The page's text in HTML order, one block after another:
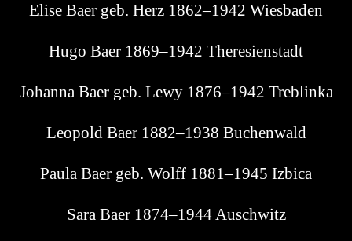
Eli­se Baer geb. Herz 1862–1942 Wiesbaden
Hugo Baer 1869–1942 Theresienstadt
Johan­na Baer geb. Lewy 1876–1942 Treblinka
Leo­pold Baer 1882–1938 Buchenwald
Pau­la Baer geb. Wolff 1881–1945 Izbica
Sara Baer 1874–1944 Auschwitz